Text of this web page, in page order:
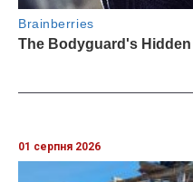
01 серпня 2026